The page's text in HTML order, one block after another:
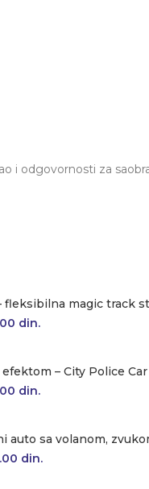
i odgovornosti za
magic track
cena je bila: 2,900.00
din.
– City Police
cena je bila: 2,200.00
din.Trenutna cena je:
auto sa volanom,
cena je bila: 4,800.00
din.Trenutna cena je: